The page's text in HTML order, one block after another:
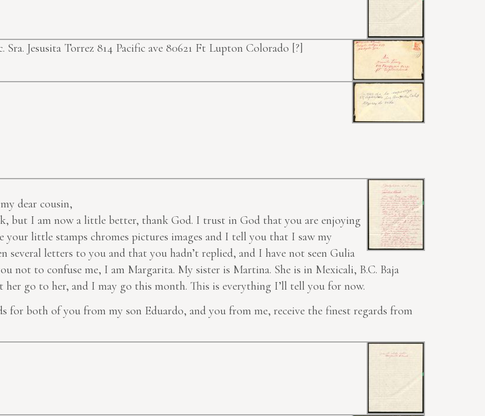
Sra. Jesusita Torrez 814 Pacific ave 80621 Ft Lupton Colorado [?]
dear cousin,
but I am now a little better, thank God. I trust in God that you are enjoying
little stamps chromes pictures images and I tell you that I saw my
letters to you and that you hadn’t replied, and I have not seen Gulia
not to confuse me, I am Margarita. My sister is Martina. She is in Mexicali, B.C. Baja
go to her, and I may go this month. This is everything I’ll tell you for now.
for both of you from my son Eduardo, and you from me, receive the finest regards from